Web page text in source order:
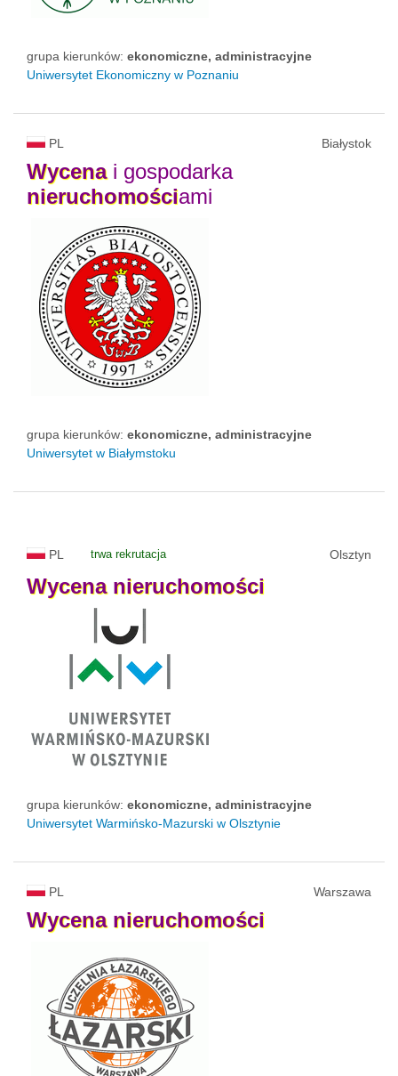
grupa kierunków: ekonomiczne, administracyjne
Uniwersytet Ekonomiczny w Poznaniu
PL Białystok
Wycenai gospodarka
nieruchomościami
grupa kierunków: ekonomiczne, administracyjne
Uniwersytet w Białymstoku
PL trwa rekrutacja Olsztyn
Wycena nieruchomości
grupa kierunków: ekonomiczne, administracyjne
Uniwersytet Warmińsko-Mazurski w Olsztynie
PL Warszawa
Wycena nieruchomości